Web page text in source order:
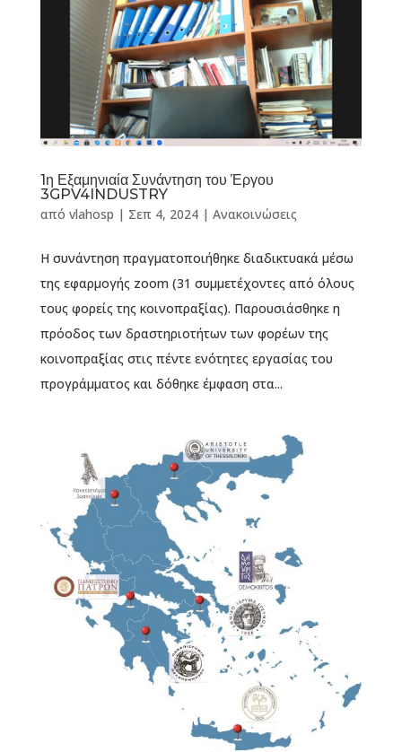
1η Εξαμηνιαία Συνάντηση του Έργου
3GPV4INDUSTRY
από vlahosp | Σεπ 4, 2024| Ανακοινώσεις
Η συνάντηση πραγματοποιήθηκε διαδικτυακά μέσω
της εφαρμογής zoom (31 συμμετέχοντες από όλους
τους φορείς της κοινοπραξίας). Παρουσιάσθηκε η
πρόοδος των δραστηριοτήτων των φορέων της
κοινοπραξίας στις πέντε ενότητες εργασίας του
προγράμματος και δόθηκε έμφαση στα...